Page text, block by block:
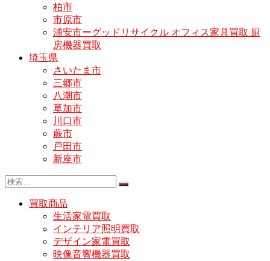
柏市
市原市
浦安市ーグッドリサイクル オフィス家具買取 厨
房機器買取
埼玉県
さいたま市
三郷市
八潮市
草加市
川口市
蕨市
戸田市
新座市
買取商品
生活家電買取
インテリア照明買取
デザイン家電買取
映像音響機器買取